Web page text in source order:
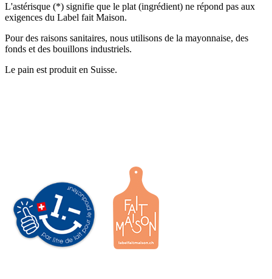
L'astérisque (*) signifie que le plat (ingrédient) ne répond pas aux
exigences du Label fait Maison.
Pour des raisons sanitaires, nous utilisons de la mayonnaise, des
fonds et des bouillons industriels.
Le pain est produit en Suisse.